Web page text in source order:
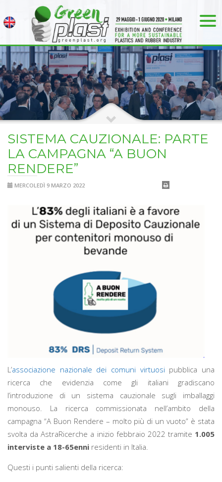
SISTEMA CAUZIONALE: PARTE
LA CAMPAGNA “A BUON
RENDERE”
MERCOLEDÌ 9 MARZO 2022
L’associazione nazionale dei comuni virtuosipubblica una
ricerca che evidenzia come gli italiani gradiscano
l’introduzione di un sistema cauzionale sugli imballaggi
monouso. La ricerca commissionata nell’ambito della
campagna “A Buon Rendere – molto più di un vuoto” è stata
svolta da AstraRicerche a inizio febbraio 2022 tramite 1.005
interviste a 18-65enni residenti in Italia.
Questi i punti salienti della ricerca: